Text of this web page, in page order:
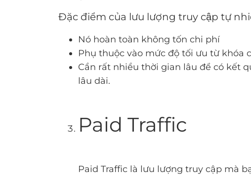
Đặc điểm của lưu lượng truy cập tự
Nó hoàn toàn không tốn chi phí
Phụ thuộc vào mức độ tối ưu từ khóa
Cần rất nhiều thời gian lâu để có kết
lâu dài.
Paid Traffic
Paid Traffic là lưu lượng truy cập mà